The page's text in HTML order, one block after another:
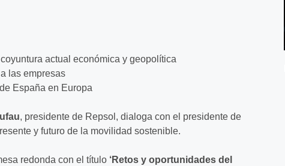
actual económica y geopolítica
las empresas
España en Europa
, presidente de Repsol, dialoga con el presidente de
y futuro de la movilidad sostenible.
redonda con el título ‘Retos y oportunidades del